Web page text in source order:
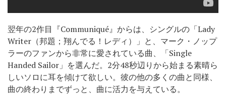
翌年の2作目『Communiqué』からは、シングルの「Lady
Writer（邦題；翔んでる！レディ）」と、マーク・ノップ
ラーのファンから非常に愛されている曲、「Single
Handed Sailor」を選んだ。2分48秒辺りから始まる素晴ら
しいソロに耳を傾けて欲しい。彼の他の多くの曲と同様、
曲の終わりまでずっと、曲に活力を与えている。